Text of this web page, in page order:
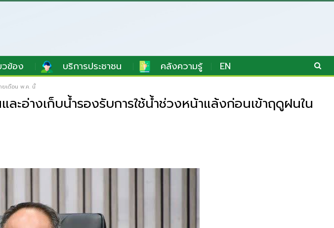
ข้อง บริการประชาชน คลังความรู้ EN
ยเดือน พ.ค. นี้
อ่างเก็บน้ำรองรับการใช้น้ำช่วงหน้าแล้งก่อนเข้าฤดูฝนใน